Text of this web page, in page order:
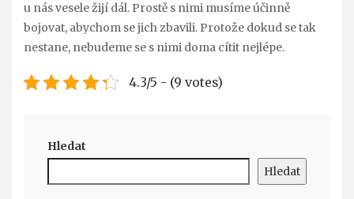
u nás vesele žijí dál. Prostě s nimi musíme účinně
bojovat, abychom se jich zbavili. Protože dokud se tak
nestane, nebudeme se s nimi doma cítit nejlépe.
4.3/5 - (9 votes)
Hledat
Hledat